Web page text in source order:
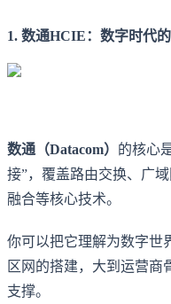
1. 数通HCIE：数字时代
数通（Datacom） 的核心
接”，覆盖路由交换、广
融合等核心技术。
你可以把它理解为数字世
区网的搭建，大到运营商
支撑。